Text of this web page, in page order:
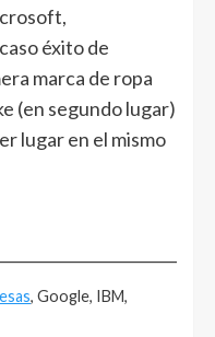
éxito de
marca de ropa
(en segundo lugar)
lugar en el mismo
, Google, IBM,